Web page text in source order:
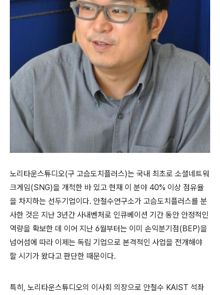
노리타운스튜디오(구 고슴도치플러스)는 국내 최초로 소셜네트워
크게임(SNG)을 개척한 바 있고 현재 이 분야 40% 이상 점유율
을 차지하는 선두기업이다. 안철수연구소가 고슴도치플러스를 분
사한 것은 지난 3년간 사내벤처로 인큐베이션 기간 동안 안정적인
역량을 확보한 데 이어 지난 6월부터는 이미 손익분기점(BEP)을
넘어섬에 따라 이제는 독립 기업으로 본격적인 사업을 전개해야
할 시기가 왔다고 판단한 때문이다.
특히 , 노리타운스튜디오의 이사회 의장으로 안철수 KAIST 석좌